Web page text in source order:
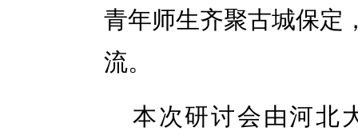
青年师生齐聚古城保定
流。
本次研讨会由河北